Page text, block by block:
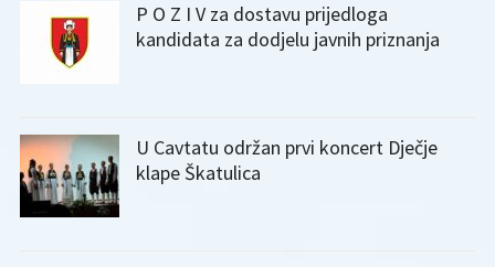
P O Z I V za dostavu prijedloga
kandidata za dodjelu javnih priznanja
U Cavtatu održan prvi koncert Dječje
klape Škatulica